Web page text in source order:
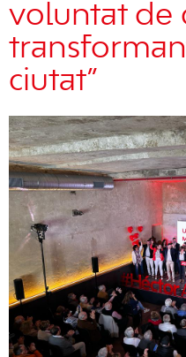
voluntat de
ciutat”